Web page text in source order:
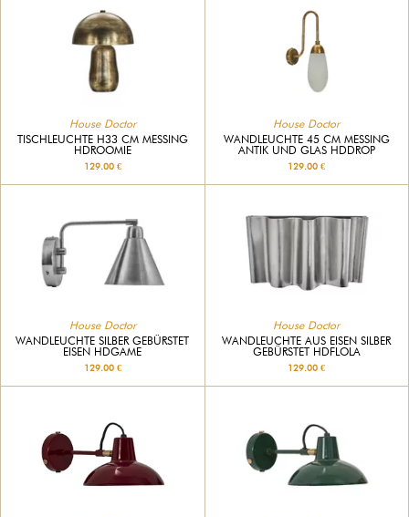
House Doctor
TISCHLEUCHTE H33 CM MESSING
HDROOMIE
129.00 €
House Doctor
WANDLEUCHTE 45 CM MESSING
ANTIK UND GLAS HDDROP
129.00 €
House Doctor
WANDLEUCHTE SILBER GEBÜRSTET
EISEN HDGAME
129.00 €
House Doctor
WANDLEUCHTE AUS EISEN SILBER
GEBÜRSTET HDFLOLA
129.00 €